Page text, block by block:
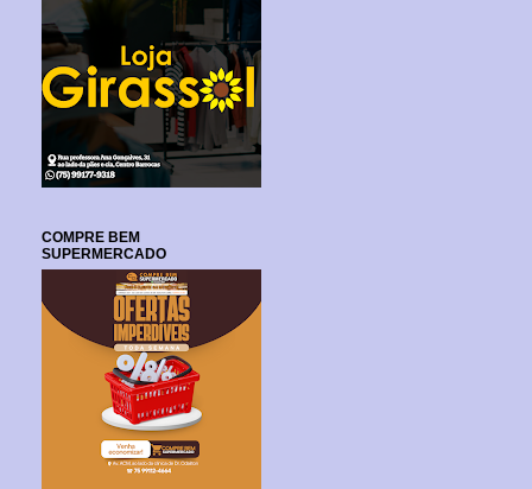
COMPRE BEM
SUPERMERCADO